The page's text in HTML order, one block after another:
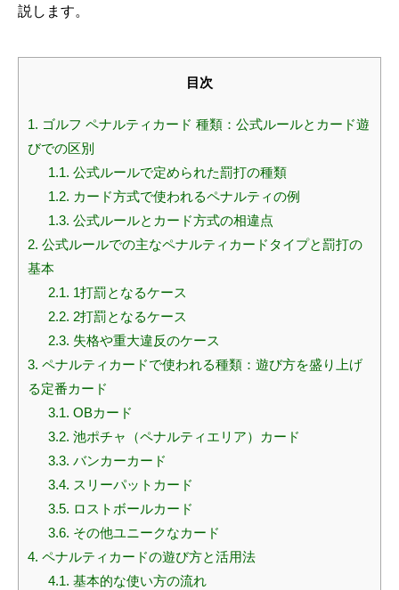
説します。
目次
1. ゴルフ ペナルティカード 種類：公式ルールとカード遊
びでの区別
1.1. 公式ルールで定められた罰打の種類
1.2. カード方式で使われるペナルティの例
1.3. 公式ルールとカード方式の相違点
2. 公式ルールでの主なペナルティカードタイプと罰打の
基本
2.1. 1打罰となるケース
2.2. 2打罰となるケース
2.3. 失格や重大違反のケース
3. ペナルティカードで使われる種類：遊び方を盛り上げ
る定番カード
3.1. OBカード
3.2. 池ポチャ（ペナルティエリア）カード
3.3. バンカーカード
3.4. スリーパットカード
3.5. ロストボールカード
3.6. その他ユニークなカード
4. ペナルティカードの遊び方と活用法
4.1. 基本的な使い方の流れ